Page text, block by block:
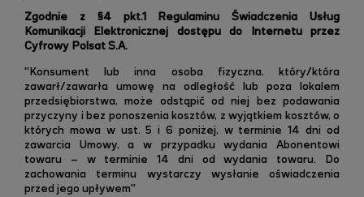
Zgodnie z §4 pkt.1 Regulaminu Świadczenia Usług
Komunikacji Elektronicznej dostępu do Internetu przez
Cyfrowy Polsat S.A.
"Konsument lub inna osoba fizyczna, który/która
zawarł/zawarła umowę na odległość lub poza lokalem
przedsiębiorstwa, może odstąpić od niej bez podawania
przyczyny i bez ponoszenia kosztów, z wyjątkiem kosztów, o
których mowa w ust. 5 i 6 poniżej, w terminie 14 dni od
zawarcia Umowy, a w przypadku wydania Abonentowi
towaru – w terminie 14 dni od wydania towaru. Do
zachowania terminu wystarczy wysłanie oświadczenia
przed jego upływem"